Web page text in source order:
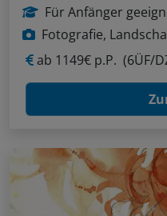
Für Anfänger
Fotografie,
ab 1149€ p.P. (6ÜF/